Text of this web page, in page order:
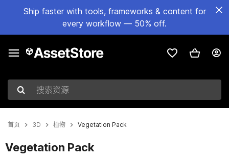
Ship faster with tools, frameworks & content for
every workflow — 50% off.
搜索资源
首页 3D 植物 Vegetation Pack
Vegetation Pack